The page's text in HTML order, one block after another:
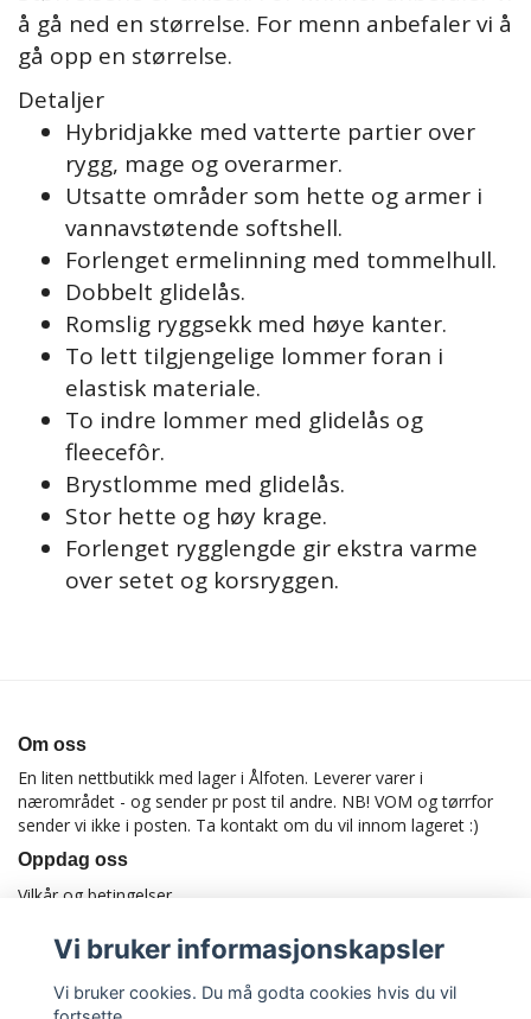
å gå ned en størrelse. For menn anbefaler vi å
gå opp en størrelse.
Detaljer
Hybridjakke med vatterte partier over
rygg, mage og overarmer.
Utsatte områder som hette og armer i
vannavstøtende softshell.
Forlenget ermelinning med tommelhull.
Dobbelt glidelås.
Romslig ryggsekk med høye kanter.
To lett tilgjengelige lommer foran i
elastisk materiale.
To indre lommer med glidelås og
fleecefôr.
Brystlomme med glidelås.
Stor hette og høy krage.
Forlenget rygglengde gir ekstra varme
over setet og korsryggen.
Om oss
En liten nettbutikk med lager i Ålfoten. Leverer varer i
nærområdet - og sender pr post til andre. NB! VOM og tørrfor
sender vi ikke i posten. Ta kontakt om du vil innom lageret :)
Oppdag oss
Vilkår og betingelser
Vi bruker informasjonskapsler
Vi bruker cookies. Du må godta cookies hvis du vil